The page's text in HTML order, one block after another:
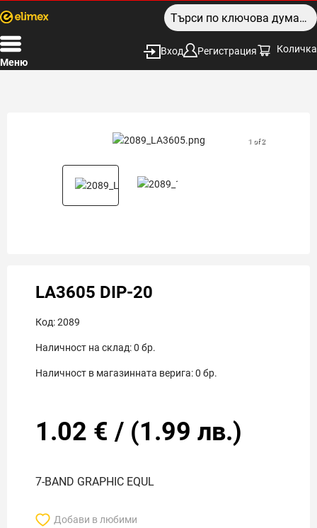
Меню
Вход Регистрация Количка
1 of 2
LA3605 DIP-20
Код:2089
Наличност на склад:0 бр.
Наличност в магазинната верига:0 бр.
1.02 € / (1.99 лв.)
7-BAND GRAPHIC EQUL
Добави в любими